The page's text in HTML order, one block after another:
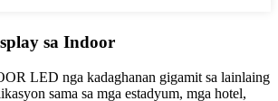
sa Indoor
LED nga kadaghanan gigamit sa lainlaing
sama sa mga estadyum, mga hotel,